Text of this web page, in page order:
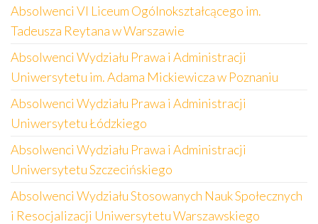
Absolwenci VI Liceum Ogólnokształcącego im.
Tadeusza Reytana w Warszawie
Absolwenci Wydziału Prawa i Administracji
Uniwersytetu im. Adama Mickiewicza w Poznaniu
Absolwenci Wydziału Prawa i Administracji
Uniwersytetu Łódzkiego
Absolwenci Wydziału Prawa i Administracji
Uniwersytetu Szczecińskiego
Absolwenci Wydziału Stosowanych Nauk Społecznych
i Resocjalizacji Uniwersytetu Warszawskiego